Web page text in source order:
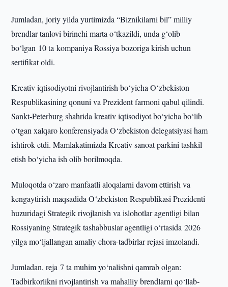
Jumladan, joriy yilda yurtimizda “Biznikilarni bil” milliy
brendlar tanlovi birinchi marta o‘tkazildi, unda g‘olib
bo‘lgan 10 ta kompaniya Rossiya bozoriga kirish uchun
sertifikat oldi.
Kreativ iqtisodiyotni rivojlantirish bo‘yicha O‘zbekiston
Respublikasining qonuni va Prezident farmoni qabul qilindi.
Sankt-Peterburg shahrida kreativ iqtisodiyot bo‘yicha bo‘lib
o‘tgan xalqaro konferensiyada O‘zbekiston delegatsiyasi ham
ishtirok etdi. Mamlakatimizda Kreativ sanoat parkini tashkil
etish bo‘yicha ish olib borilmoqda.
Muloqotda o‘zaro manfaatli aloqalarni davom ettirish va
kengaytirish maqsadida O‘zbekiston Respublikasi Prezidenti
huzuridagi Strategik rivojlanish va islohotlar agentligi bilan
Rossiyaning Strategik tashabbuslar agentligi o‘rtasida 2026
yilga mo‘ljallangan amaliy chora-tadbirlar rejasi imzolandi.
Jumladan, reja 7 ta muhim yo‘nalishni qamrab olgan:
Tadbirkorlikni rivojlantirish va mahalliy brendlarni qo‘llab-